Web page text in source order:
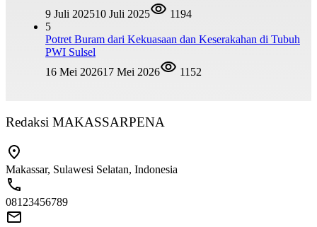
9 Juli 202510 Juli 2025
1194
5
Potret Buram dari Kekuasaan dan Keserakahan di Tubuh
PWI Sulsel
16 Mei 202617 Mei 2026 1152
Redaksi MAKASSARPENA
Makassar, Sulawesi Selatan, Indonesia
08123456789